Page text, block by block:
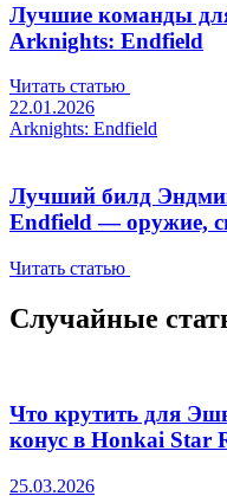
Лучшие команды
Arknights: Endfield
Читать статью
22.01.2026
Arknights: Endfield
Лучший билд
Endfield — оружие,
Читать статью
Случайные
Что крутить для
конус в Honkai Star
25.03.2026